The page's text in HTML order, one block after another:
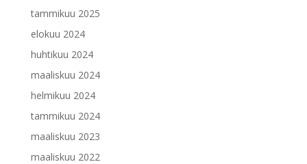
tammikuu 2025
elokuu 2024
huhtikuu 2024
maaliskuu 2024
helmikuu 2024
tammikuu 2024
maaliskuu 2023
maaliskuu 2022